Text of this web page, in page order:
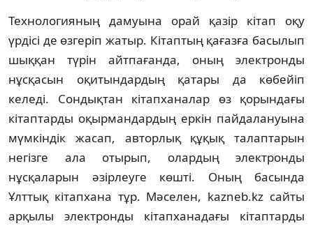
Технологияның дамуына орай қазір кітап оқу
үрдісі де өзгеріп жатыр. Кітап­тың қағазға басылып
шыққан түрін айт­пағанда, оның электронды
нұсқасын оқи­тындардың қатары да көбейіп
келеді. Сон­дықтан кітапханалар өз қорындағы
кітап­тарды оқырмандардың еркін пайд­а­лануы­на
мүмкіндік жасап, авторлық құқық та­лаптарын
негізге ала отырып, олардың электронды
нұсқаларын әзірлеуге көшті. Оның басында
Ұлттық кітапхана тұр. Мә­селен, kazneb.kz сайты
арқылы электронды кі­тапханадағы кітаптарды